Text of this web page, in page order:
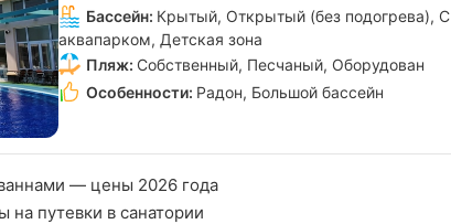
— цены 2026 года
путевки в санатории
Бассейн: Крытый, Открытый (без подогрева), С
аквапарком, Детская зона
Пляж: Собственный, Песчаный, Оборудован
Особенности: Радон, Большой бассейн